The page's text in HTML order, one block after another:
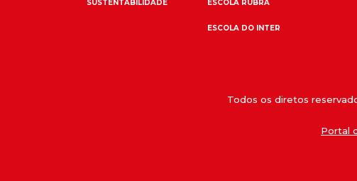
SUSTENTABILIDADE ESCOLA RUBRA
ESCOLA DO INTER
Todos os diretos
Portal